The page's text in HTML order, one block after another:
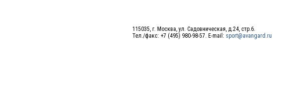
115035, г. Москва, ул. Садовническая, д.24, стр.6.
Тел./факс: +7 (495) 980-98-57. E-mail: sport@avangard.ru